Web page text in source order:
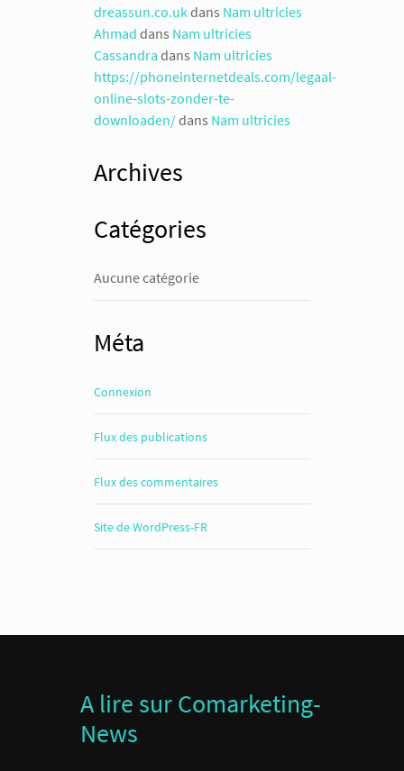
dreassun.co.ukdans Nam ultricies
Ahmad dans Nam ultricies
Cassandra dans Nam ultricies
https://phoneinternetdeals.com/legaal-
online-slots-zonder-te-
downloaden/dans Nam ultricies
Archives
Catégories
Aucune catégorie
Méta
Connexion
Flux des publications
Flux des commentaires
Site de WordPress-FR
A lire sur Comarketing-
News